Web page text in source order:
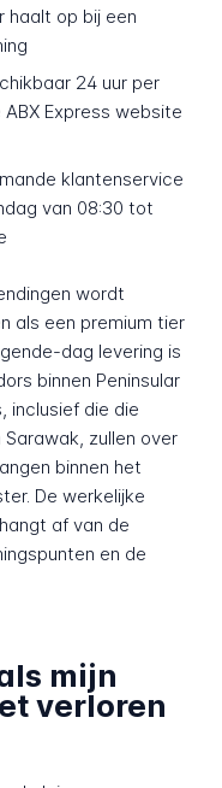
haalt op bij een
24 uur per
Express website
klantenservice
van 08:30 tot
wordt
als een premium tier
dag levering is
binnen Peninsular
inclusief die die
zullen over
binnen het
De werkelijke
af van de
en de
mijn
verloren